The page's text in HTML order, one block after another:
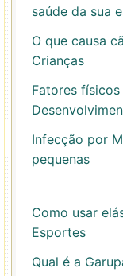
saúde da sua
O que causa
Crianças
Fatores
Infecção por
pequenas
Como usar
Esportes
Qual é a